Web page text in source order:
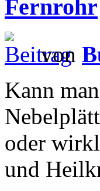
Fernrohr
von
Kann
oder
und